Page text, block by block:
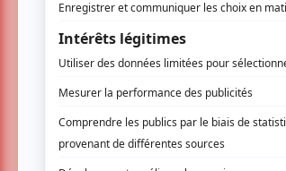
C’est grâce à la main de
britannique) que nous
narratifs sont réalisés
ses propres paroles de
chantées par les
points, dans cette